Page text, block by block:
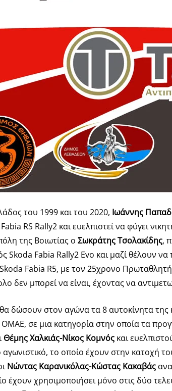
του 1999 και του 2020, Ιωάννης
RS Rally2 και ευελπιστεί να φύγει
της Βοιωτίας ο Σωκράτης Τσολακίδης,
Skoda Fabia Rally2 Evo και μαζί θέλουν
Fabia R5, με τον 25χρονο
δεν μπορεί να είναι, έχοντας να
δώσουν στον αγώνα τα 8 αυτοκίνητα της
ΟΜΑΕ, σε μια κατηγορία στην οποία τα
Θέμης Χαλκιάς-Νίκος Κομνός και
αγωνιστικό, το οποίο έχουν στην κατοχή
Νώντας Καρανικόλας-Κώστας Κακαβάς
έχουν χρησιμοποιήσει μόνο στις δύο